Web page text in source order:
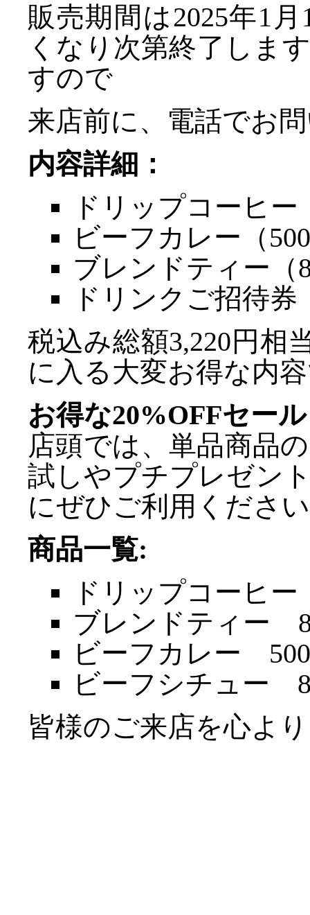
販売期間は2025年1
くなり次第終了しま
すので
来店前に、電話でお
内容詳細：
ドリップコーヒー
ビーフカレー（
ブレンドティー（
ドリンクご招待券
税込み総額3,220円相
に入る大変お得な内
お得な20%OFFセー
店頭では、単品商品
試しやプチプレゼン
にぜひご利用くださ
商品一覧:
ドリップコーヒ
ブレンドティー
ビーフカレー
ビーフシチュー
皆様のご来店を心よ